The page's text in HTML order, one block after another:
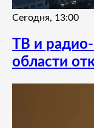
Сегодня, 13:00
ТВ и радио-
области